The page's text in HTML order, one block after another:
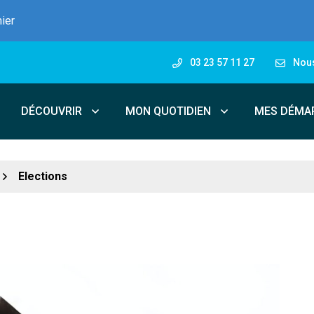
03 23 57 11 27
DÉCOUVRIR MON QUOTIDIEN MES
Elections